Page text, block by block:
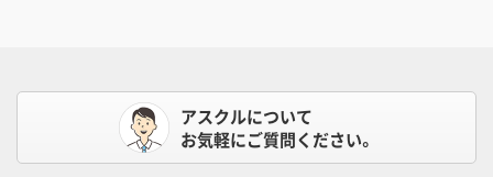
アスクルについて
お気軽にご質問ください。